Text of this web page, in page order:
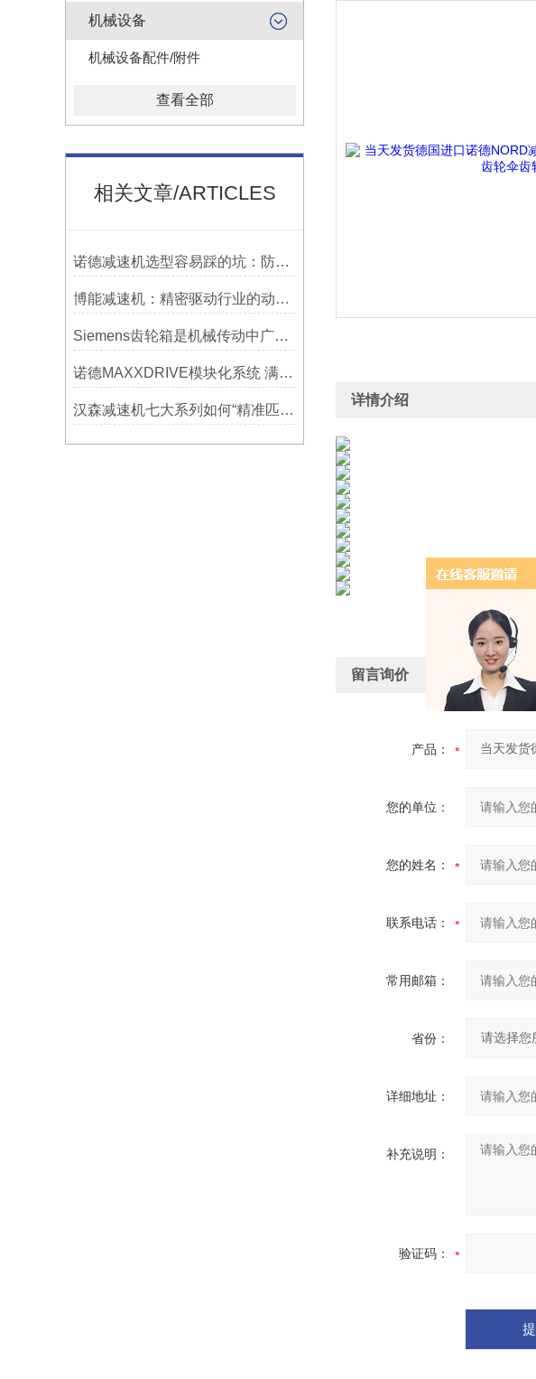
机械设备
机械设备配件/附件
查看全部
相关文章/ARTICLES
诺德减速机选型容易踩的坑：防水等级选低了，户外用半年就废
博能减速机：精密驱动行业的动力源泉
Siemens齿轮箱是机械传动中广泛应用的部件
诺德MAXXDRIVE模块化系统 满足高要求的重型驱动系统
汉森减速机七大系列如何“精准匹配”应用场景
详情介绍
留言询价
产品：
您的单位：
您的姓名：
联系电话：
常用邮箱：
省份：
详细地址：
补充说明：
验证码：